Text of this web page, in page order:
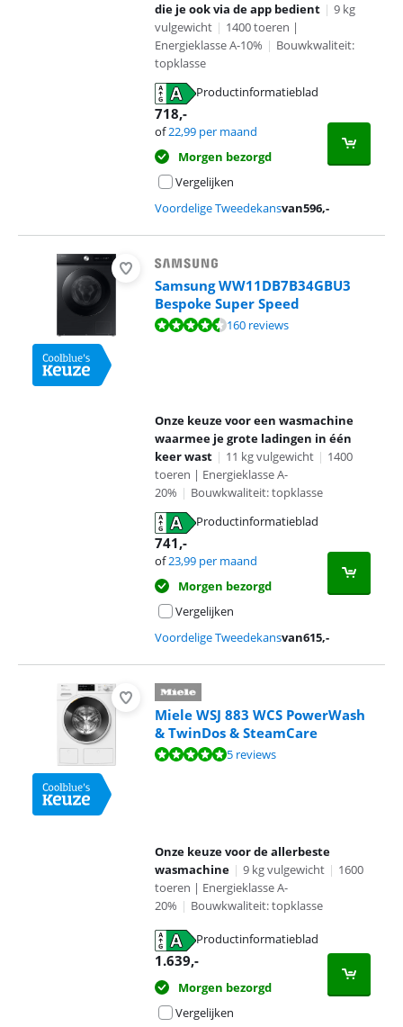
die je ook via de app bedient | 9 kg
vulgewicht | 1400 toeren |
Energieklasse A-10% | Bouwkwaliteit:
topklasse
Productinformatieblad
718,-
of22,99 per maand
Morgen bezorgd
Vergelijken
Voordelige Tweedekansvan596,-
Samsung WW11DB7B34GBU3
Bespoke Super Speed
Beoordeling is 9,1 van de 10, gebaseerd op 160 reviews.
160 reviews
Onze keuze voor een wasmachine
waarmee je grote ladingen in één
keer wast | 11 kg vulgewicht | 1400
toeren | Energieklasse A-
20% | Bouwkwaliteit: topklasse
Productinformatieblad
741,-
of23,99 per maand
Morgen bezorgd
Vergelijken
Voordelige Tweedekansvan615,-
Miele WSJ 883 WCS PowerWash
& TwinDos & SteamCare
Beoordeling is 9,7 van de 10, gebaseerd op 5 reviews.
5 reviews
Onze keuze voor de allerbeste
wasmachine | 9 kg vulgewicht | 1600
toeren | Energieklasse A-
20% | Bouwkwaliteit: topklasse
Productinformatieblad
1.639,-
Morgen bezorgd
Vergelijken